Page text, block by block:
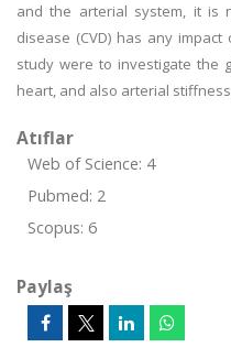
and the arterial system, it is
disease (CVD) has any
study were to investigate the
heart, and also arterial
Atıflar
Web of Science: 4
Pubmed: 2
Scopus: 6
Paylaş